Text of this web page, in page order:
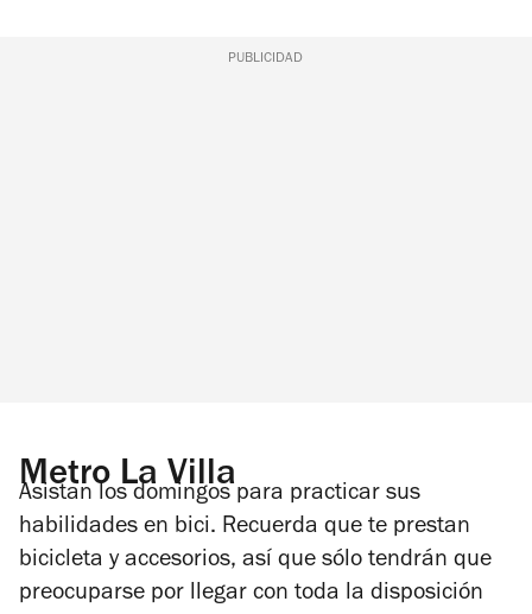
PUBLICIDAD
Metro La Villa
Asistan los domingos para practicar sus
habilidades en bici. Recuerda que te prestan
bicicleta y accesorios, así que sólo tendrán que
preocuparse por llegar con toda la disposición